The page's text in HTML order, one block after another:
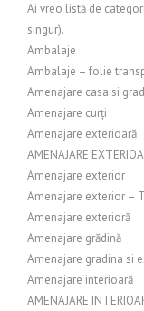
Ai vreo listă de
singur).
Ambalaje
Ambalaje – folie
Amenajare casa si
Amenajare curți
Amenajare exterioară
AMENAJARE
Amenajare exterior
Amenajare exterior –
Amenajare exterioră
Amenajare grădină
Amenajare gradina si
Amenajare interioară
AMENAJARE